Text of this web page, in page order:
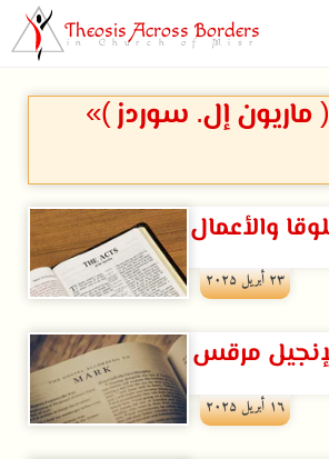
Theosis Across Borders
in Church of Misr
إل. سوردز )»
والأعمال
۲۳ أبريل ۲۰۲۵
مرقس
۱٦ أبريل ۲۰۲۵